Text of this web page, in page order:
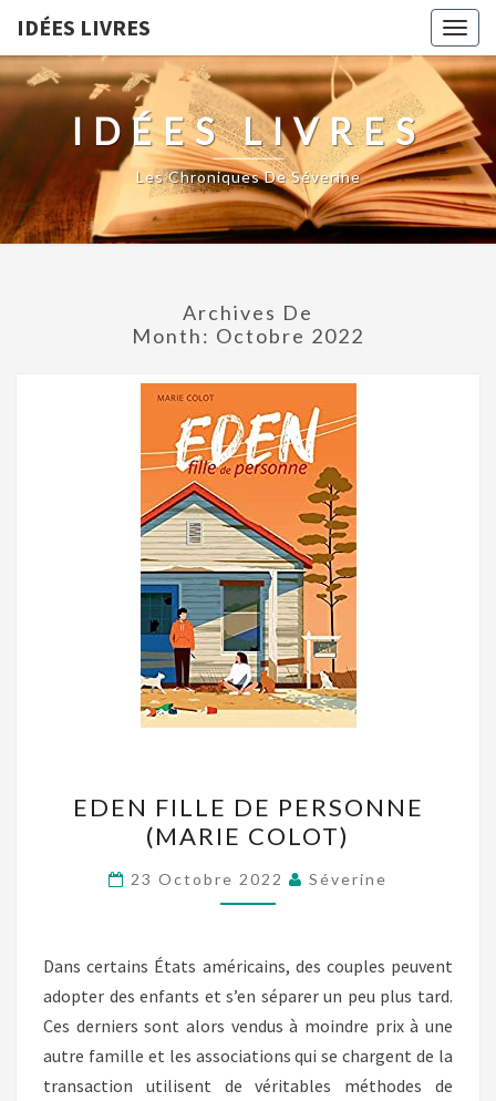
IDÉES LIVRES
IDÉES LIVRES
Les Chroniques De Séverine
Archives De
Month: Octobre 2022
FILLE
DE
PERSONNE
(MARIE
EDEN FILLE DE PERSONNE
(MARIE COLOT)
23 Octobre 2022 Séverine
Dans certains États américains, des couples peuvent
adopter des enfants et s’en séparer un peu plus tard.
Ces derniers sont alors vendus à moindre prix à une
autre famille et les associations qui se chargent de la
transaction utilisent de véritables méthodes de